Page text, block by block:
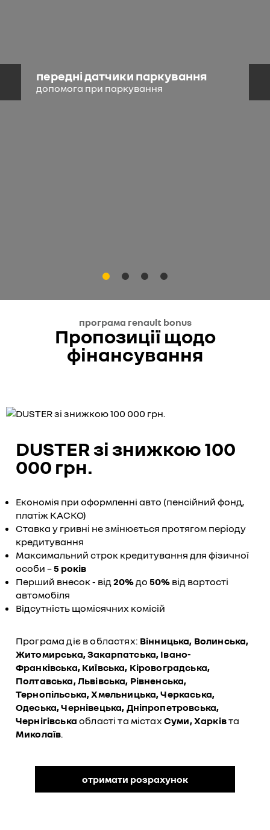
передні датчики паркування
допомога при паркування
програма renault bonus
Пропозиції щодо
фінансування
DUSTER зі знижкою 100
000 грн.
Економія при оформленні авто (пенсійний фонд,
платіж КАСКО)
Ставка у гривні не змінюється протягом періоду
кредитування
Максимальний строк кредитування для фізичної
особи –5 років
Перший внесок - від20%до 50% від вартості
автомобіля
Відсутність щомісячних комісій
Програма діє в областях: Вінницька, Волинська,
Житомирська, Закарпатська, Івано-
Франківська, Київська, Кіровоградська,
Полтавська, Львівська, Рівненська,
Тернопільська, Хмельницька, Черкаська,
Одеська, Чернівецька, Дніпропетровська,
Чернігівська області та містахСуми, Харківта
Миколаїв.
отримати розрахунок